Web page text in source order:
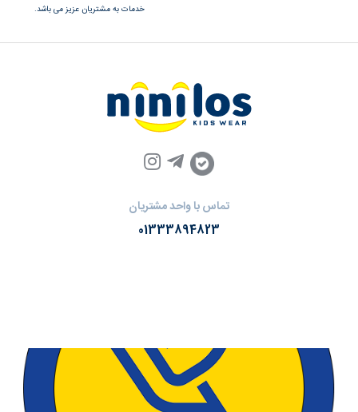
خدمات به مشتریان عزیز می باشد.
تماس با واحد مشتریان
01333894823